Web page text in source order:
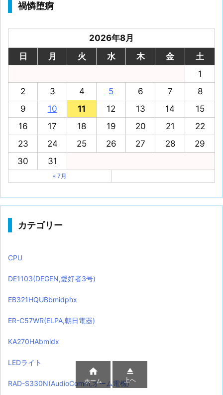
禍憐堕痾
2026年8月
日
月 火 水 木 金
土
1
2
3 4 5 6 7
8
9
10 11 12 13 14
15
16
17 18 19 20 21
22
23
24 25 26 27 28
29
30
31
« 7月
カテゴリー
CPU
DE1103(DEGEN,愛好者3号)
EB321HQUBbmidphx
ER-C57WR(ELPA,朝日電器)
KA270HAbmidx
LEDライト
RAD-S330N(AudioComm,オーム電機)

ホーム

上へ